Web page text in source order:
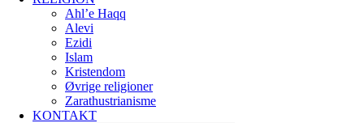
Ahl’e Haqq
Alevi
Ezidi
Islam
Kristendom
Øvrige religioner
Zarathustrianisme
KONTAKT